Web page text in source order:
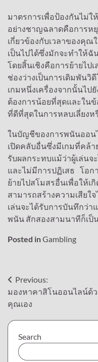
มาตรการเพื่อป้องกันไม่
อย่างชาญฉลาดคือการ
เกี่ยวข้องกับเวลาของคุ
เป็นไปได้ซึ่งมักจะทำให้
โดยสิ้นเชิงคือการย้ายไ
ช่องว่างเป็นการเดิมพันวิ
เกมหนึ่งเครื่องจากนั้นไป
ต้องการน้อยที่สุดและใน
ที่ดีที่สุดในการหลบเลี่ยง
ในบัญชีของการพนันออน
เปิดคลับอื่นซึ่งมีเกมที่คล้
รับผลกระทบแม้ว่าผู้เล่นจ
และไม่มีการปฏิเสธ โอ
ย้ายไปสโมสรอื่นเพื่อให้
สามารถสร้างความเสียใ
เล่นจะได้รับการบันทึกว่า
พนัน สักสองสามนาทีก็เป็
Posted inGambling
Post
navigation
Previous:
มองหาคาสิโนออนไลน์ด้
คุณเอง
Search